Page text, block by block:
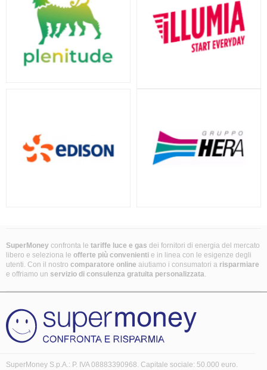
SuperMoney confronta le tariffe luce e gas dei fornitori di energia del mercato
libero e seleziona le offerte più convenienti e in linea con le esigenze degli
utenti. Con il nostro comparatore online aiutiamo i consumatori a risparmiare
e offriamo un servizio di consulenza gratuita personalizzata.
SuperMoney S.p.A.: P. IVA 08883390968. Capitale sociale: 50.000 euro.